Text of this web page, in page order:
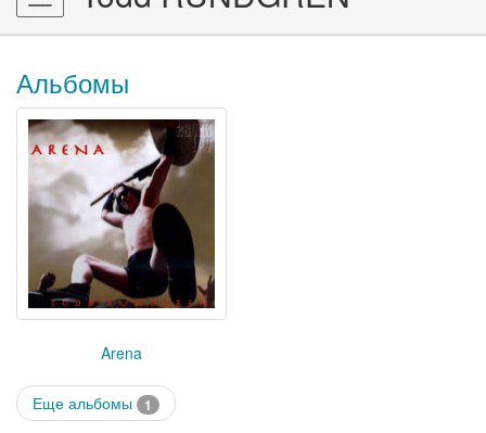
navigation
Альбомы
Arena
Еще альбомы 1